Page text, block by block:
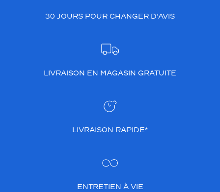
30 JOURS POUR CHANGER D’AVIS
LIVRAISON EN MAGASIN GRATUITE
LIVRAISON RAPIDE*
ENTRETIEN À VIE